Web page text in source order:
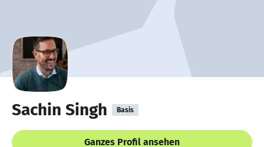
Sachin Singh Basis
Ganzes Profil ansehen